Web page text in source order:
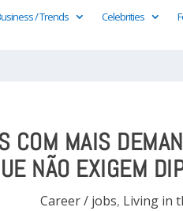
/ Trends Celebrities
COM MAIS
NÃO EXIGEM
Career / jobs, Living in